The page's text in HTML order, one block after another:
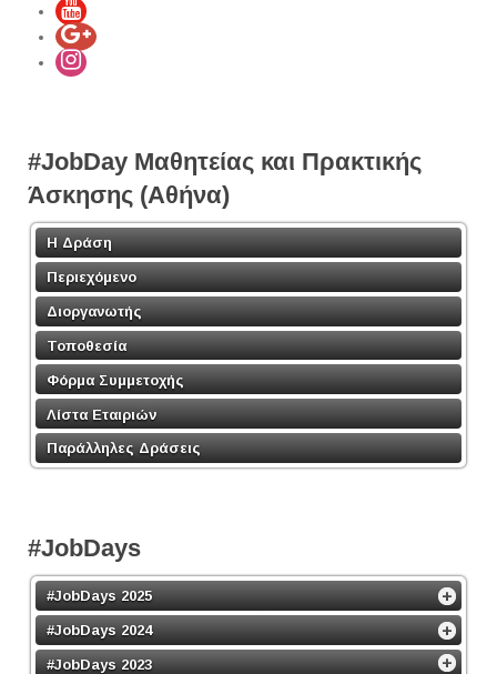
#JobDay Μαθητείας και Πρακτικής
Άσκησης (Αθήνα)
Η Δράση
Περιεχόμενο
Διοργανωτής
Τοποθεσία
Φόρμα Συμμετοχής
Λίστα Εταιριών
Παράλληλες Δράσεις
#JobDays
#JobDays 2025
#JobDays 2024
#JobDays 2023